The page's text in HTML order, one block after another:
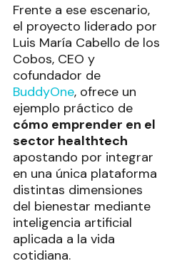
Frente a ese escenario,
el proyecto liderado por
Luis María Cabello de los
Cobos, CEO y
cofundador de
BuddyOne, ofrece un
ejemplo práctico de
cómo emprender en el
sector healthtech
apostando por integrar
en una única plataforma
distintas dimensiones
del bienestar mediante
inteligencia artificial
aplicada a la vida
cotidiana.